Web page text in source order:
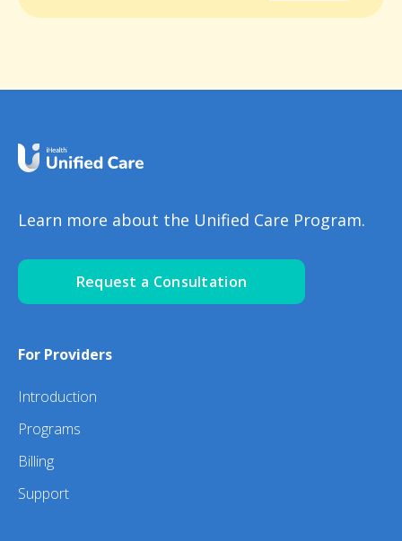
Learn more about the Unified Care Program.
Request a Consultation
For Providers
Introduction
Programs
Billing
Support